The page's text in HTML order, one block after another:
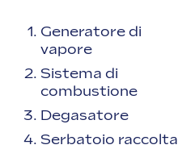
Generatore di
vapore
Sistema di
combustione
Degasatore
Serbatoio raccolta